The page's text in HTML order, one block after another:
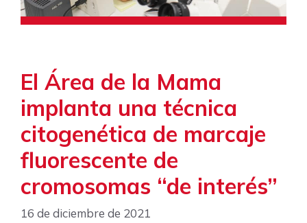
El Área de la Mama
implanta una técnica
citogenética de marcaje
fluorescente de
cromosomas “de interés”
16 de diciembre de 2021